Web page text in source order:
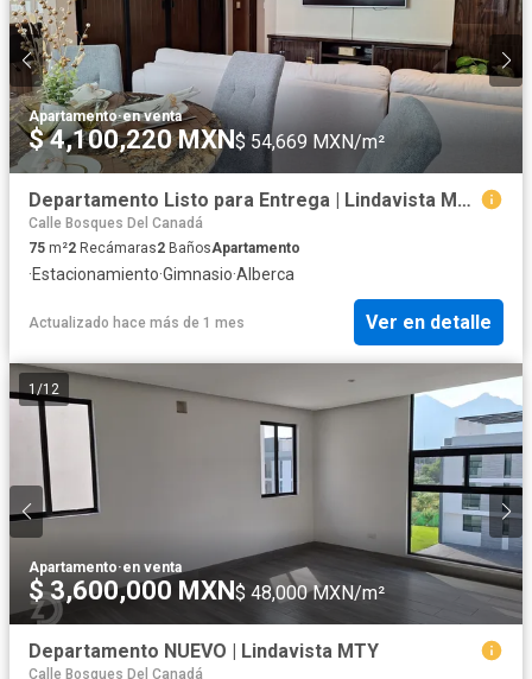
Apartamento·en venta
$ 4,100,220 MXN$ 54,669 MXN/m²
Departamento Listo para Entrega | Lindavista MTY
Calle Bosques Del Canadá
75 m²2 Recámaras2 BañosApartamento
·Estacionamiento·Gimnasio·Alberca
Actualizado hace más de 1 mes Ver en detalle
1 /12
Apartamento·en venta
$ 3,600,000 MXN$ 48,000 MXN/m²
Departamento NUEVO | Lindavista MTY
Calle Bosques Del Canadá